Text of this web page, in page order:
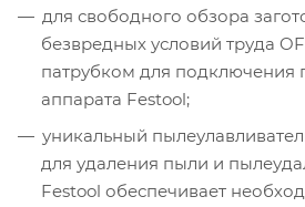
для свободного обзора
безвредных условий труда
патрубком для подключения
аппарата Festool;
уникальный
для удаления пыли и
Festool обеспечивает